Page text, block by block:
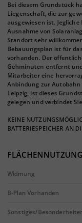
Bei diesem Grundstück
Liegenschaft, die zur
ausgewiesen ist.
Ausnahme von
Standort sehr
Bebauungsplan ist für
vorhanden. Der
Gehminuten entfernt
Mitarbeiter eine
Anbindung zur
Leipzig, ist dieses
gelegen und verbindet
KEINE
BATTERIESPEICHER AN
FLÄCHENNUTZUNG
Widmung
B-Plan Vorhanden
Sonstiges/